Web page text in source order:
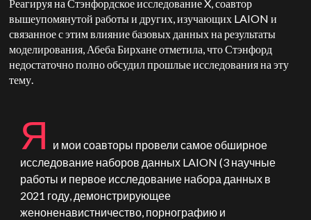
Реагируя на Стэнфордское исследование X, соавтор
вышеупомянутой работы и других, изучающих LAION и
связанное с этим влияние базовых данных на результаты
моделирования, Абеба Бирхане отметила, что Стэнфорд
недостаточно полно обсудил прошлые исследования на эту
тему.
Я
и мои соавторы провели самое обширное
исследование наборов данных LAION (3 научные
работы и первое исследование набора данных в
2021 году, демонстрирующее
женоненавистничество, порнографию и